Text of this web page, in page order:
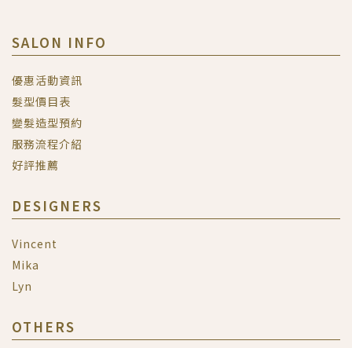
SALON INFO
優惠活動資訊
髮型價目表
變髮造型預約
服務流程介紹
好評推薦
DESIGNERS
Vincent
Mika
Lyn
OTHERS